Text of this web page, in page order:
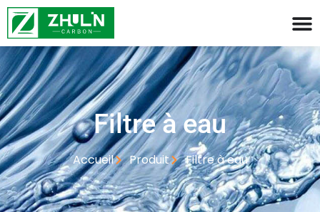
Filtre à eau
Accueil Produit Filtre à eau